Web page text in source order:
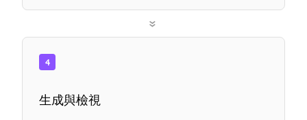
»
4
生成與檢視